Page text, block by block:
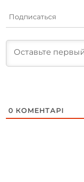
Подписаться
0 КОМЕНТАРІ